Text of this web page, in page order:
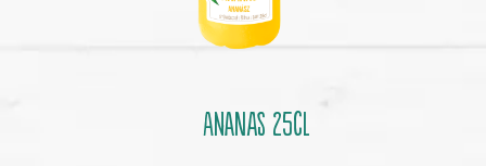
ANANAS 25cl